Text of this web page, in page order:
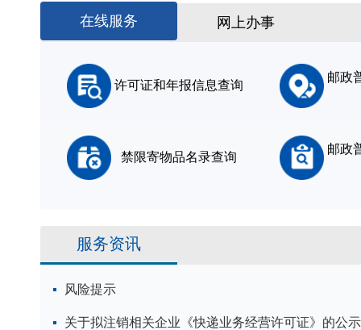
在线服务 网上办事
许可证和年报信息查询
邮政
禁限寄物品名录查询
邮政
服务资讯
风险提示
关于拟注销相关企业《快递业务经营许可证》的公示